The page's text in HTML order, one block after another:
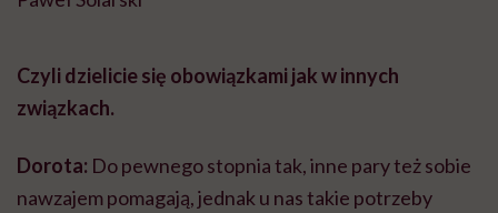
Czyli dzielicie się obowiązkami jak w innych
związkach.
Dorota: Do pewnego stopnia tak, inne pary też sobie
nawzajem pomagają, jednak u nas takie potrzeby